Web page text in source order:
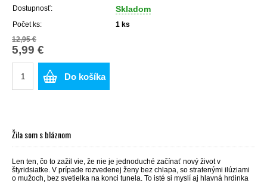
Dostupnosť: Skladom
Počet ks: 1 ks
12,95 €
5,99 €
Do košíka
Žila som s bláznom
Len ten, čo to zažil vie, že nie je jednoduché začínať nový život v
štyridsiatke. V prípade rozvedenej ženy bez chlapa, so stratenými ilúziami
o mužoch, bez svetielka na konci tunela. To isté si myslí aj hlavná hrdinka